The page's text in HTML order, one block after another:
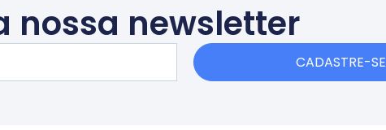
nossa newsletter
CADASTRE-SE